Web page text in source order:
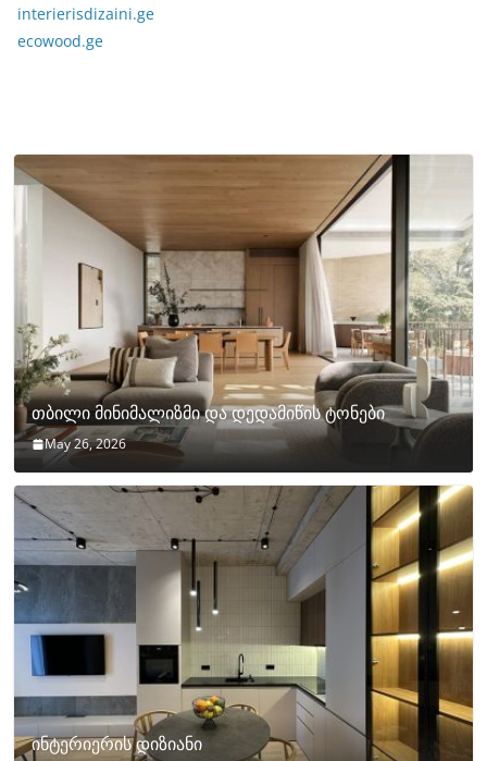
interierisdizaini.ge
ecowood.ge
თბილი მინიმალიზმი და დედამიწის ტონები
May 26, 2026
ინტერიერის დიზიანი